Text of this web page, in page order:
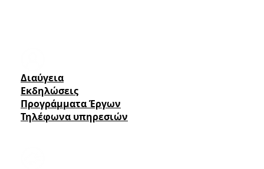
Διαύγεια
Εκδηλώσεις
Προγράμματα Έργων
Τηλέφωνα υπηρεσιών